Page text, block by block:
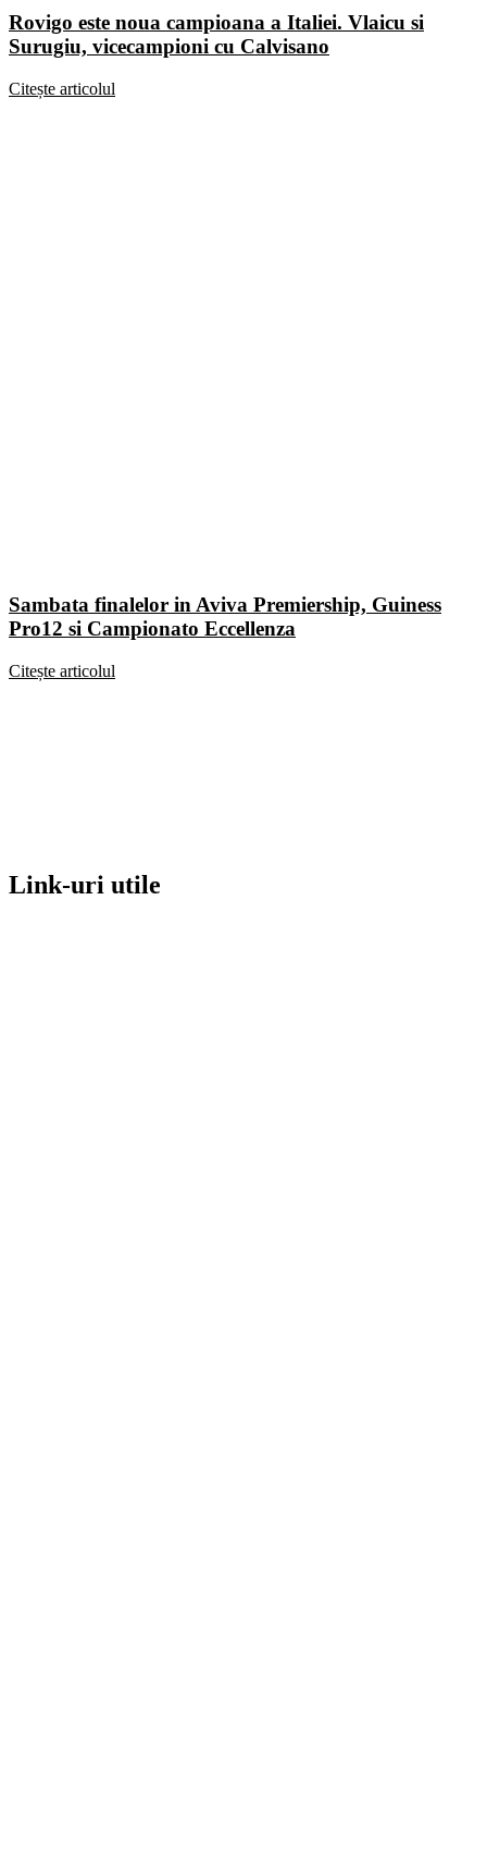
Rovigo este noua campioana a Italiei. Vlaicu si
Surugiu, vicecampioni cu Calvisano
Citește articolul
Sambata finalelor in Aviva Premiership, Guiness
Pro12 si Campionato Eccellenza
Citește articolul
Link-uri utile